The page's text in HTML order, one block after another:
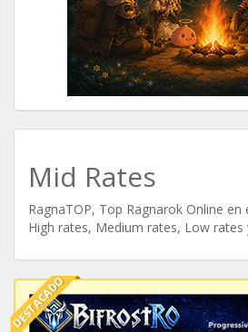
Mid Rates
RagnaTOP, Top Ragnarok Online en
High rates, Medium rates, Low rates
DESTACADO